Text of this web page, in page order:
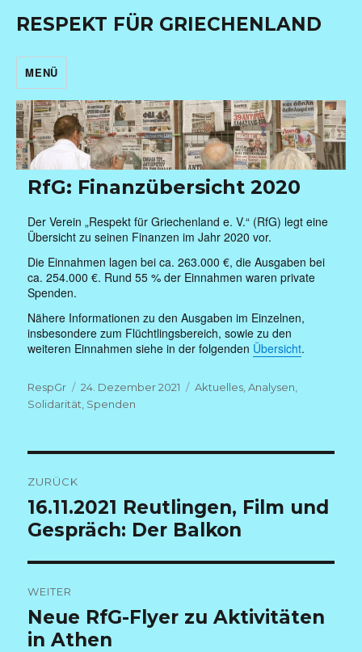
RESPEKT FÜR GRIECHENLAND
MENÜ
RfG: Finanzübersicht 2020
Der Verein „Respekt für Griechenland e. V.“ (RfG) legt eine
Übersicht zu seinen Finanzen im Jahr 2020 vor.
Die Einnahmen lagen bei ca. 263.000 €, die Ausgaben bei
ca. 254.000 €. Rund 55 % der Einnahmen waren private
Spenden.
Nähere Informationen zu den Ausgaben im Einzelnen,
insbesondere zum Flüchtlingsbereich, sowie zu den
weiteren Einnahmen siehe in der folgenden Übersicht.
Autor
RespGr
Veröffentlicht
am
24. Dezember 2021 Kategorien
Aktuelles ,Analysen
Solidarität Spenden
ZURÜCK
Vorheriger
Beitrag:
16.11.2021 Reutlingen, Film und
Gespräch: Der Balkon
WEITER
Nächster
Beitrag:
Neue RfG-Flyer zu Aktivitäten
in Athen